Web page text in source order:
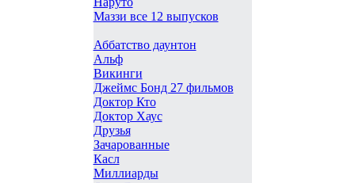
Маззи все 12 выпусков
Аббатство даунтон
Альф
Викинги
Джеймс Бонд 27 фильмов
Доктор Кто
Доктор Хаус
Друзья
Зачарованные
Касл
Миллиарды